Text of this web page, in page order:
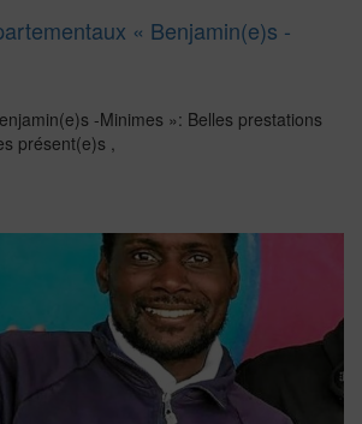
« Benjamin(e)s -
-Minimes »: Belles prestations
présent(e)s ,